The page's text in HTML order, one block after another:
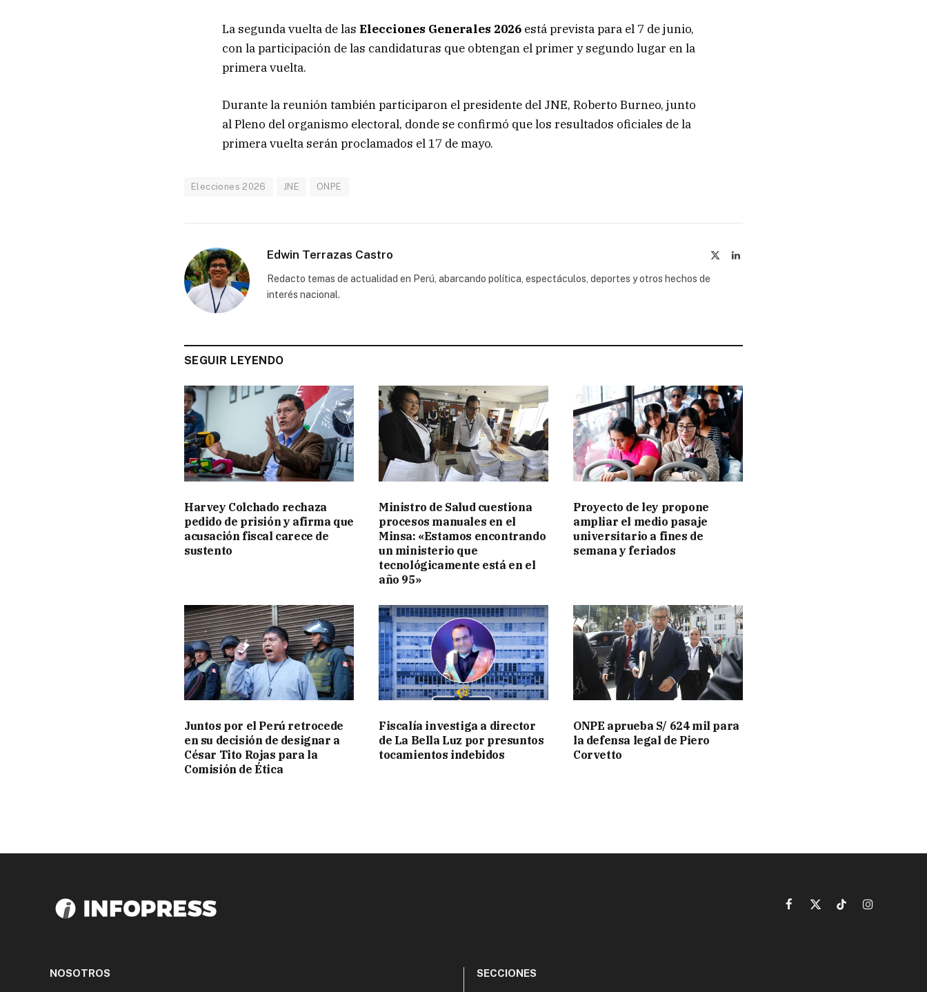
La segunda vuelta de las Elecciones Generales 2026 está prevista para el 7 de junio,
con la participación de las candidaturas que obtengan el primer y segundo lugar en la
primera vuelta.
Durante la reunión también participaron el presidente del JNE, Roberto Burneo, junto
al Pleno del organismo electoral, donde se confirmó que los resultados oficiales de la
primera vuelta serán proclamados el 17 de mayo.
Elecciones 2026 JNE ONPE
Edwin Terrazas Castro LinkedIn
Redacto temas de actualidad en Perú, abarcando política, espectáculos, deportes y otros hechos de
interés nacional.
SEGUIR LEYENDO
Harvey Colchado rechaza
pedido de prisión y afirma que
acusación fiscal carece de
sustento
Ministro de Salud cuestiona
procesos manuales en el
Minsa: «Estamos encontrando
un ministerio que
tecnológicamente está en el
año 95»
Proyecto de ley propone
ampliar el medio pasaje
universitario a fines de
semana y feriados
Juntos por el Perú retrocede
en su decisión de designar a
César Tito Rojas para la
Comisión de Ética
Fiscalía investiga a director
de La Bella Luz por presuntos
tocamientos indebidos
ONPE aprueba S/ 624 mil para
la defensa legal de Piero
Corvetto
Facebook
X
TikTokInstagram
NOSOTROS SECCIONES